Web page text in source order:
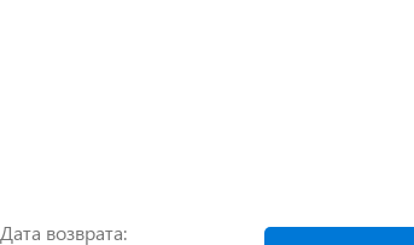
Дата возврата: